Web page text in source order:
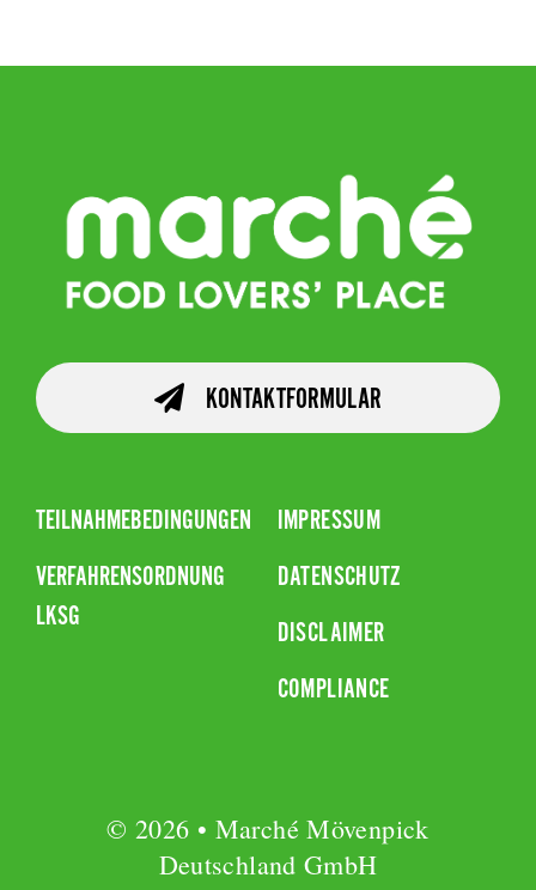
KONTAKTFORMULAR
TEILNAHMEBEDINGUNGEN
VERFAHRENSORDNUNG
LKSG
IMPRESSUM
DATENSCHUTZ
DISCLAIMER
COMPLIANCE
© 2026 • Marché Mövenpick
Deutschland GmbH